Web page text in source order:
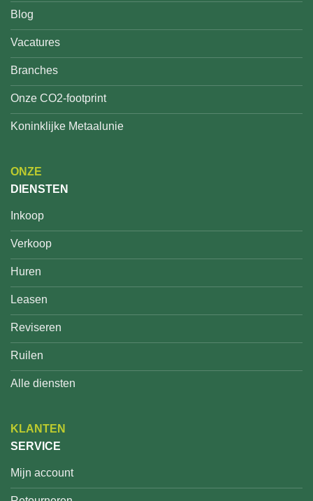
Blog
Vacatures
Branches
Onze CO2-footprint
Koninklijke Metaalunie
ONZE
DIENSTEN
Inkoop
Verkoop
Huren
Leasen
Reviseren
Ruilen
Alle diensten
KLANTEN
SERVICE
Mijn account